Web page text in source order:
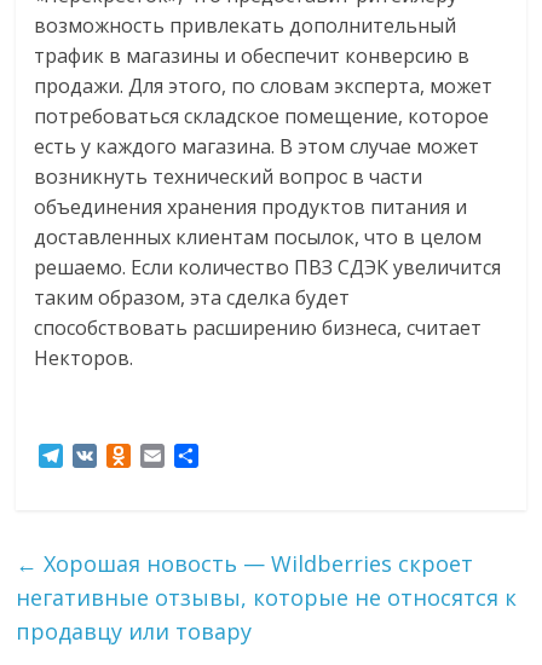
возможность привлекать дополнительный
трафик в магазины и обеспечит конверсию в
продажи. Для этого, по словам эксперта, может
потребоваться складское помещение, которое
есть у каждого магазина. В этом случае может
возникнуть технический вопрос в части
объединения хранения продуктов питания и
доставленных клиентам посылок, что в целом
решаемо. Если количество ПВЗ СДЭК увеличится
таким образом, эта сделка будет
способствовать расширению бизнеса, считает
Некторов.
T
r
a
m
O
l
a
s
в
и
т
← Хорошая новость — Wildberries скроет
негативные отзывы, которые не относятся к
продавцу или товару